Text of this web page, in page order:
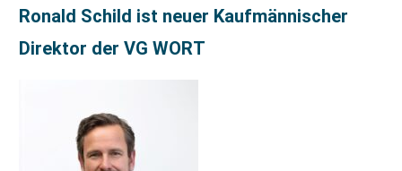
Ronald Schild ist neuer Kaufmännischer
Direktor der VG WORT